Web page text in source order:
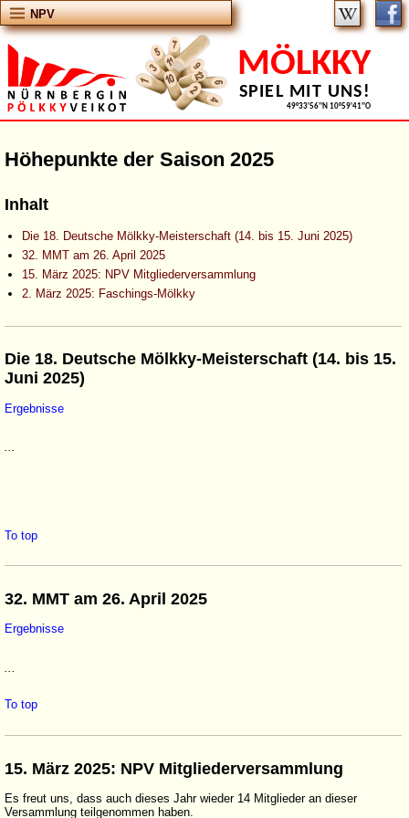
MÖLKKY
SPIEL MIT UNS!
49°33'56''N 10°59'41''O
NPV
Höhepunkte der Saison 2025
Inhalt
Die 18. Deutsche Mölkky-Meisterschaft (14. bis 15. Juni 2025)
32. MMT am 26. April 2025
15. März 2025: NPV Mitgliederversammlung
2. März 2025: Faschings-Mölkky
Die 18. Deutsche Mölkky-Meisterschaft (14. bis 15.
Juni 2025)
Ergebnisse
...
To top
32. MMT am 26. April 2025
Ergebnisse
To top
15. März 2025: NPV Mitgliederversammlung
Es freut uns, dass auch dieses Jahr wieder 14 Mitglieder an dieser
Versammlung teilgenommen haben.